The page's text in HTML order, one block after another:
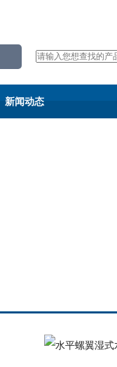
新闻动态